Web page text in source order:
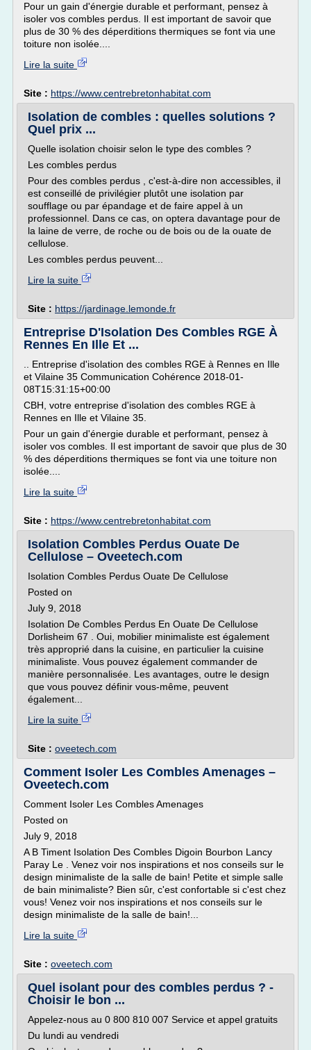
Pour un gain d'énergie durable et performant, pensez à
isoler vos combles perdus. Il est important de savoir que
plus de 30 % des déperditions thermiques se font via une
toiture non isolée....
Lire la suite
Site : https://www.centrebretonhabitat.com
Isolation de combles : quelles solutions ?
Quel prix ...
Quelle isolation choisir selon le type des combles ?
Les combles perdus
Pour des combles perdus , c'est-à-dire non accessibles, il
est conseillé de privilégier plutôt une isolation par
soufflage ou par épandage et de faire appel à un
professionnel. Dans ce cas, on optera davantage pour de
la laine de verre, de roche ou de bois ou de la ouate de
cellulose.
Les combles perdus peuvent...
Lire la suite
Site : https://jardinage.lemonde.fr
Entreprise D'Isolation Des Combles RGE À
Rennes En Ille Et ...
.. Entreprise d'isolation des combles RGE à Rennes en Ille
et Vilaine 35 Communication Cohérence 2018-01-
08T15:31:15+00:00
CBH, votre entreprise d'isolation des combles RGE à
Rennes en Ille et Vilaine 35.
Pour un gain d'énergie durable et performant, pensez à
isoler vos combles. Il est important de savoir que plus de 30
% des déperditions thermiques se font via une toiture non
isolée....
Lire la suite
Site : https://www.centrebretonhabitat.com
Isolation Combles Perdus Ouate De
Cellulose – Oveetech.com
Isolation Combles Perdus Ouate De Cellulose
Posted on
July 9, 2018
Isolation De Combles Perdus En Ouate De Cellulose
Dorlisheim 67 . Oui, mobilier minimaliste est également
très approprié dans la cuisine, en particulier la cuisine
minimaliste. Vous pouvez également commander de
manière personnalisée. Les avantages, outre le design
que vous pouvez définir vous-même, peuvent
également...
Lire la suite
Site : oveetech.com
Comment Isoler Les Combles Amenages –
Oveetech.com
Comment Isoler Les Combles Amenages
Posted on
July 9, 2018
A B Timent Isolation Des Combles Digoin Bourbon Lancy
Paray Le . Venez voir nos inspirations et nos conseils sur le
design minimaliste de la salle de bain! Petite et simple salle
de bain minimaliste? Bien sûr, c'est confortable si c'est chez
vous! Venez voir nos inspirations et nos conseils sur le
design minimaliste de la salle de bain!...
Lire la suite
Site : oveetech.com
Quel isolant pour des combles perdus ? -
Choisir le bon ...
Appelez-nous au 0 800 810 007 Service et appel gratuits
Du lundi au vendredi